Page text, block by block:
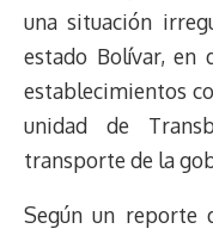
n
k
una situación
estado Bolívar, en
establecimientos
unidad de
transporte de la
Según un reporte